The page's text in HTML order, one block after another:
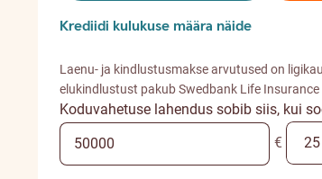
Krediidi kulukuse määra näide
Laenu- ja kindlustusmakse arvutused on
elukindlustust pakub Swedbank Life Insurance
Koduvahetuse lahendus sobib siis, kui
€